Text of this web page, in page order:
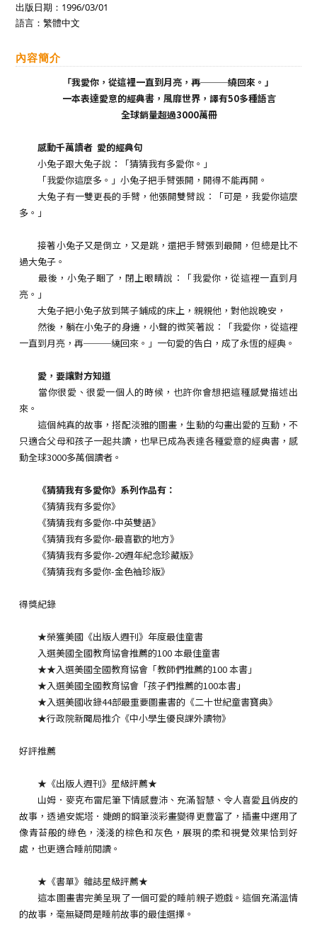
出版日期：1996/03/01
語言：繁體中文
內容簡介
「我愛你，從這裡一直到月亮，再───繞回來。」
一本表達愛意的經典書，風靡世界，譯有50多種語言
全球銷量超過3000萬冊
感動千萬讀者 愛的經典句
小兔子跟大兔子說：「猜猜我有多愛你。」
「我愛你這麼多。」小兔子把手臂張開，開得不能再開。
大兔子有一雙更長的手臂，他張開雙臂說：「可是，我愛你這麼
多。」
接著小兔子又是倒立，又是跳，還把手臂張到最開，但總是比不
過大兔子。
最後，小兔子睏了，閉上眼睛說：「我愛你，從這裡一直到月
亮。」
大兔子把小兔子放到葉子鋪成的床上，親親他，對他說晚安，
然後，躺在小兔子的身邊，小聲的微笑著說：「我愛你，從這裡
一直到月亮，再───繞回來。」一句愛的告白，成了永恆的經典。
愛，要讓對方知道
當你很愛、很愛一個人的時候，也許你會想把這種感覺描述出
來。
這個純真的故事，搭配淡雅的圖畫，生動的勾畫出愛的互動，不
只適合父母和孩子一起共讀，也早已成為表達各種愛意的經典書，感
動全球3000多萬個讀者。
《猜猜我有多愛你》系列作品有：
《猜猜我有多愛你》
《猜猜我有多愛你-中英雙語》
《猜猜我有多愛你-最喜歡的地方》
《猜猜我有多愛你-20週年紀念珍藏版》
《猜猜我有多愛你-金色袖珍版》
得獎紀錄
★榮獲美國《出版人週刊》年度最佳童書
入選美國全國教育協會推薦的100 本最佳童書
★★入選美國全國教育協會「教師們推薦的100 本書」
★入選美國全國教育協會「孩子們推薦的100本書」
★入選美國收錄44部最重要圖畫書的《二十世紀童書寶典》
★行政院新聞局推介《中小學生優良課外讀物》
好評推薦
★《出版人週刊》星級評薦★
山姆．麥克布雷尼筆下情感豐沛、充滿智慧、令人喜愛且俏皮的
故事，透過安妮塔．婕朗的鋼筆淡彩畫變得更豐富了，插畫中運用了
像青苔般的綠色，淺淺的棕色和灰色，展現的柔和視覺效果恰到好
處，也更適合睡前閱讀。
★《書單》雜誌星級評薦★
這本圖畫書完美呈現了一個可愛的睡前親子遊戲。這個充滿溫情
的故事，毫無疑問是睡前故事的最佳選擇。